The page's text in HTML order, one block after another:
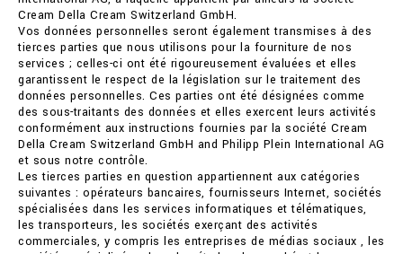
Cream Della Cream Switzerland GmbH.
Vos données personnelles seront également transmises à des
tierces parties que nous utilisons pour la fourniture de nos
services ; celles-ci ont été rigoureusement évaluées et elles
garantissent le respect de la législation sur le traitement des
données personnelles. Ces parties ont été désignées comme
des sous-traitants des données et elles exercent leurs activités
conformément aux instructions fournies par la société Cream
Della Cream Switzerland GmbH and Philipp Plein International AG
et sous notre contrôle.
Les tierces parties en question appartiennent aux catégories
suivantes : opérateurs bancaires, fournisseurs Internet, sociétés
spécialisées dans les services informatiques et télématiques,
les transporteurs, les sociétés exerçant des activités
commerciales, y compris les entreprises de médias sociaux , les